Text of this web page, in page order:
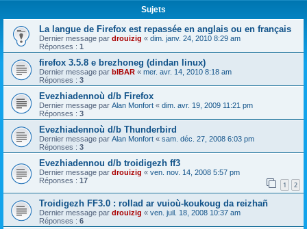
Sujets
La langue de Firefox est repassée en anglais ou en français
Dernier message par drouizig « dim. janv. 24, 2010 8:29 am
Réponses : 1
firefox 3.5.8 e brezhoneg (dindan linux)
Dernier message par bIBAR « mer. avr. 14, 2010 8:18 am
Réponses : 3
Evezhiadennoù d/b Firefox
Dernier message par Alan Monfort « dim. avr. 19, 2009 11:21 pm
Réponses : 3
Evezhiadennoù d/b Thunderbird
Dernier message par Alan Monfort « sam. déc. 27, 2008 6:03 pm
Réponses : 3
Evezhiadennou d/b troidigezh ff3
Dernier message par drouizig « ven. nov. 14, 2008 5:57 pm
Réponses : 17 1 2
Troidigezh FF3.0 : rollad ar vuioù-koukoug da reizhañ
Dernier message par drouizig « ven. juil. 18, 2008 10:37 am
Réponses : 6